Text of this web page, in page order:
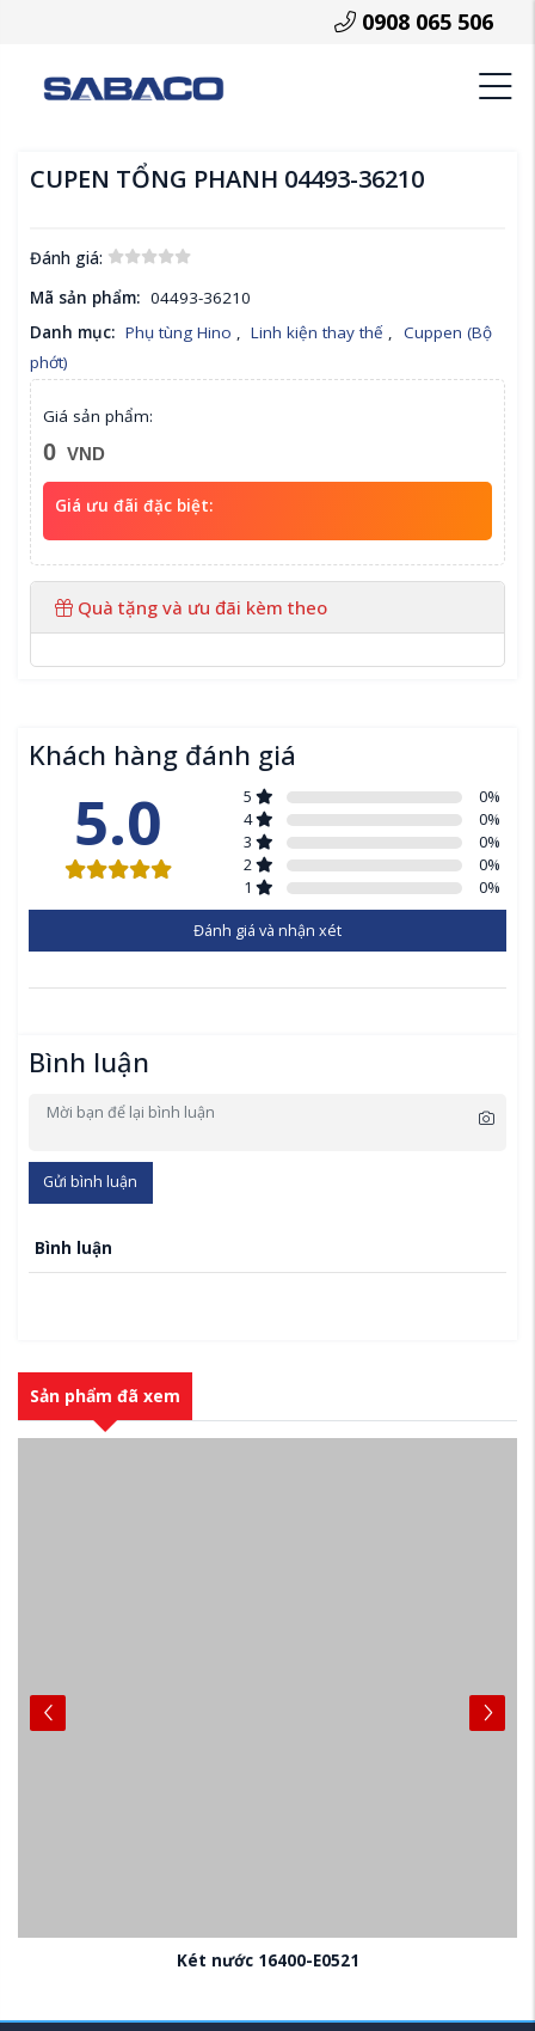
0908 065 506
CUPEN TỔNG PHANH 04493-36210
Đánh giá:
Mã sản phẩm: 04493-36210
Danh mục: Phụ tùng Hino , Linh kiện thay thế , Cuppen (Bộ
phớt)
Giá sản phẩm:
0 VND
Giá ưu đãi đặc biệt:
Quà tặng và ưu đãi kèm theo
Khách hàng đánh giá
5.0 5 0%
4
0%
3
0%
2
0%
1
0%
Đánh giá và nhận xét
Bình luận
Gửi bình luận
Bình luận
Sản phẩm đã xem
Két nước 16400-E0521